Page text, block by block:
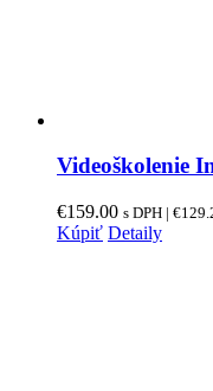
Videoškolenie
€159.00 s DPH | €
Kúpiť Detaily